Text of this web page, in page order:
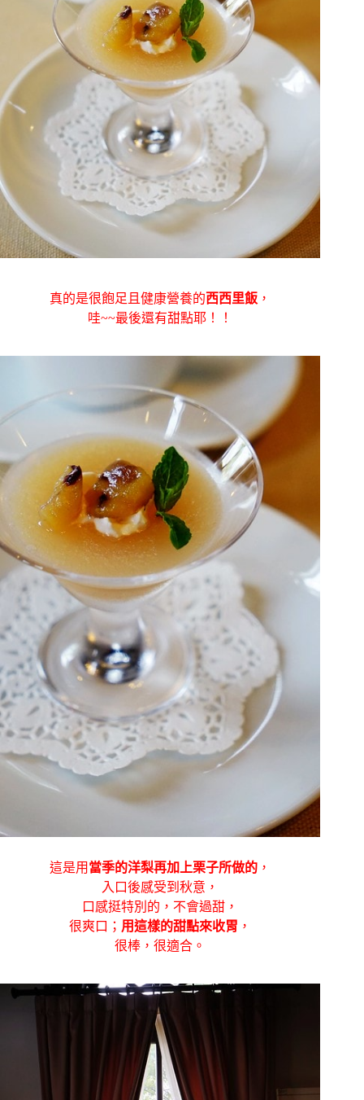
真的是很飽足且健康營養的西西里飯 ，
哇~~最後還有甜點耶！！
這是用 當季的洋梨再加上栗子所做的 ，
入口後感受到秋意，
口感挺特別的，不會過甜，
很爽口； 用這樣的甜點來收胃 ，
很棒，很適合。